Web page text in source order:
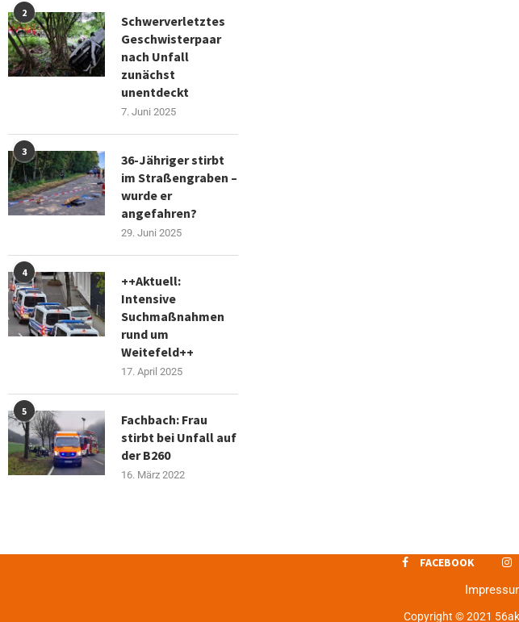
2
Schwerverletztes
Geschwisterpaar
nach Unfall
zunächst
unentdeckt
7. Juni 2025
3
36-Jähriger stirbt
im Straßengraben –
wurde er
angefahren?
29. Juni 2025
4
++Aktuell:
Intensive
Suchmaßnahmen
rund um
Weitefeld++
17. April 2025
5
Fachbach: Frau
stirbt bei Unfall auf
der B260
16. März 2022
FACEBOOK
Copyright © 2021